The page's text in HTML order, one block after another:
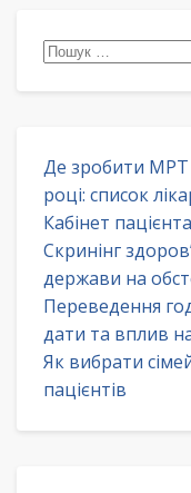
Пошук:
Де зробити МРТ
році: список
Кабінет
Скринінг
держави на
Переведення
дати та вплив
Як вибрати
пацієнтів